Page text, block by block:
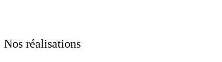
Nos réalisations